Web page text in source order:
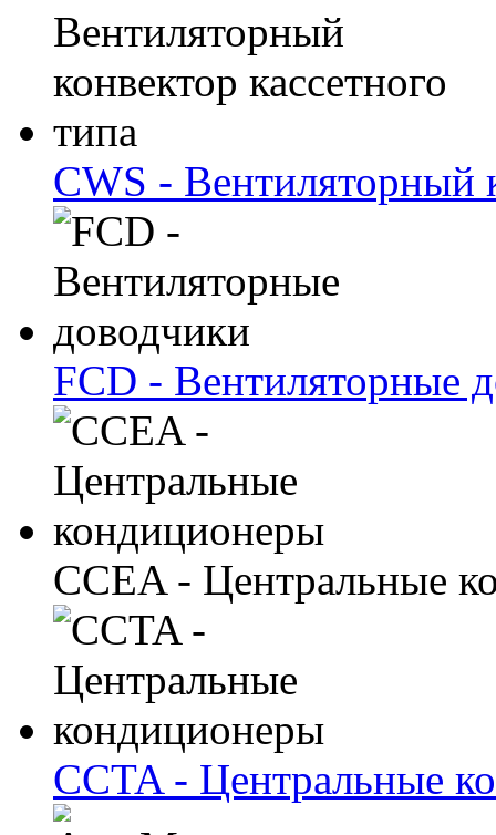
CWS - Вентиляторный
FCD - Вентиляторные
CCEA - Центральные
CCTA - Центральные